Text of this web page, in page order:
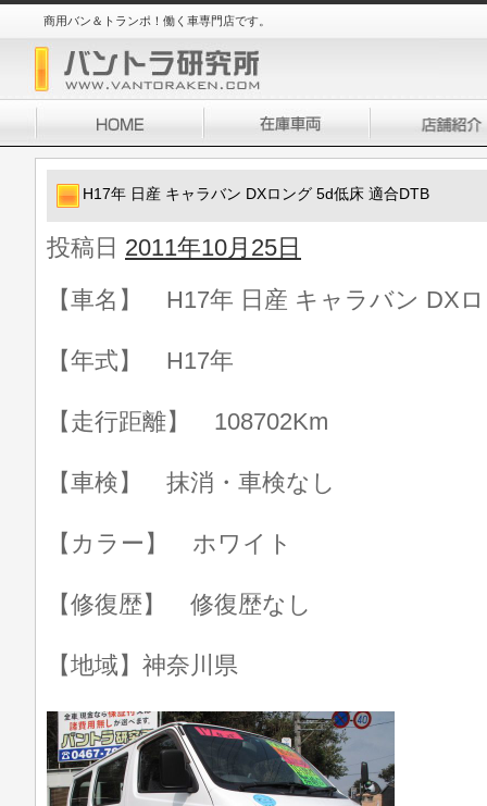
商用バン＆トランポ！働く車専門店です。
H17年 日産 キャラバン DXロング 5d低床 適合DTB
投稿日 2011年10月25日
【車名】 H17年 日産 キャラバン DX
【年式】 H17年
【走行距離】 108702Km
【車検】 抹消・車検なし
【カラー】 ホワイト
【修復歴】 修復歴なし
【地域】神奈川県